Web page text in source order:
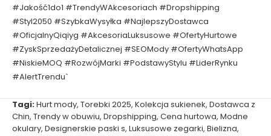
#Jakość1do1 #TrendyWAkcesoriach #Dropshipping
#Styl2050 #SzybkaWysyłka #NajlepszyDostawca
#OficjalnyQiqiyg #AkcesoriaLuksusowe #OfertyHurtowe
#ZyskSprzedażyDetalicznej #SEOMody #OfertyWhatsApp
#NiskieMOQ #RozwójMarki #PodstawyStylu #LiderRynku
#AlertTrendu`
Tagi:Hurt mody, Torebki 2025, Kolekcja sukienek, Dostawca z
Chin, Trendy w obuwiu, Dropshipping, Cena hurtowa, Modne
okulary, Designerskie paski s, Luksusowe zegarki, Bielizna,